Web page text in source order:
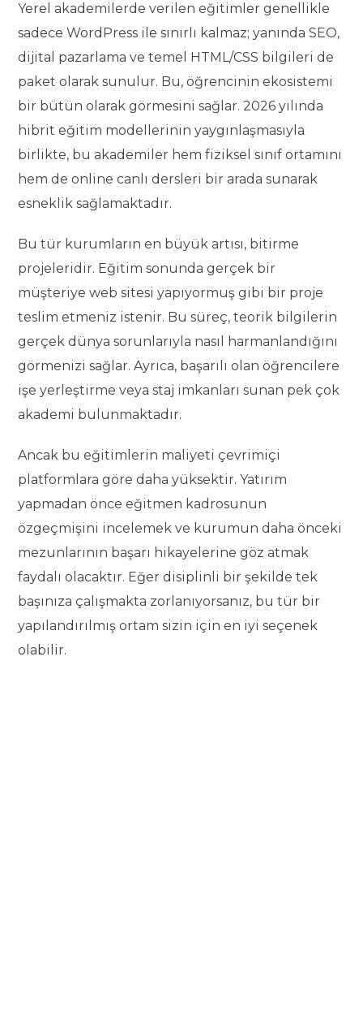
Yerel akademilerde verilen eğitimler genellikle
sadece WordPress ile sınırlı kalmaz; yanında SEO,
dijital pazarlama ve temel HTML/CSS bilgileri de
paket olarak sunulur. Bu, öğrencinin ekosistemi
bir bütün olarak görmesini sağlar. 2026 yılında
hibrit eğitim modellerinin yaygınlaşmasıyla
birlikte, bu akademiler hem fiziksel sınıf ortamını
hem de online canlı dersleri bir arada sunarak
esneklik sağlamaktadır.
Bu tür kurumların en büyük artısı, bitirme
projeleridir. Eğitim sonunda gerçek bir
müşteriye web sitesi yapıyormuş gibi bir proje
teslim etmeniz istenir. Bu süreç, teorik bilgilerin
gerçek dünya sorunlarıyla nasıl harmanlandığını
görmenizi sağlar. Ayrıca, başarılı olan öğrencilere
işe yerleştirme veya staj imkanları sunan pek çok
akademi bulunmaktadır.
Ancak bu eğitimlerin maliyeti çevrimiçi
platformlara göre daha yüksektir. Yatırım
yapmadan önce eğitmen kadrosunun
özgeçmişini incelemek ve kurumun daha önceki
mezunlarının başarı hikayelerine göz atmak
faydalı olacaktır. Eğer disiplinli bir şekilde tek
başınıza çalışmakta zorlanıyorsanız, bu tür bir
yapılandırılmış ortam sizin için en iyi seçenek
olabilir.